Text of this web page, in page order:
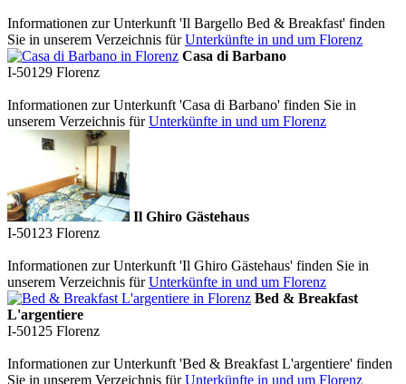
Informationen zur Unterkunft 'Il Bargello Bed & Breakfast' finden
Sie in unserem Verzeichnis fürUnterkünfte in und um Florenz
Casa di Barbano
I-50129 Florenz
Informationen zur Unterkunft 'Casa di Barbano' finden Sie in
unserem Verzeichnis fürUnterkünfte in und um Florenz
Il Ghiro Gästehaus
I-50123 Florenz
Informationen zur Unterkunft 'Il Ghiro Gästehaus' finden Sie in
unserem Verzeichnis fürUnterkünfte in und um Florenz
Bed & Breakfast
L'argentiere
I-50125 Florenz
Informationen zur Unterkunft 'Bed & Breakfast L'argentiere' finden
Sie in unserem Verzeichnis fürUnterkünfte in und um Florenz